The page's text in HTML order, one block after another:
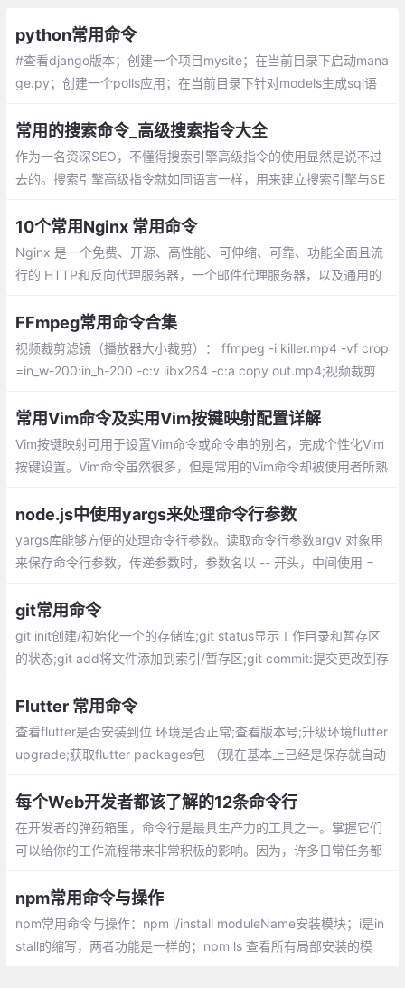
python常用命令
#查看django版本；创建一个项目mysite；在当前目录下启动mana
ge.py；创建一个polls应用；在当前目录下针对models生成sql语
常用的搜索命令_高级搜索指令大全
作为一名资深SEO，不懂得搜索引擎高级指令的使用显然是说不过
去的。搜索引擎高级指令就如同语言一样，用来建立搜索引擎与SE
10个常用Nginx 常用命令
Nginx 是一个免费、开源、高性能、可伸缩、可靠、功能全面且流
行的 HTTP和反向代理服务器，一个邮件代理服务器，以及通用的
FFmpeg常用命令合集
视频裁剪滤镜（播放器大小裁剪）： ffmpeg -i killer.mp4 -vf crop
=in_w-200:in_h-200 -c:v libx264 -c:a copy out.mp4;视频裁剪
常用Vim命令及实用Vim按键映射配置详解
Vim按键映射可用于设置Vim命令或命令串的别名，完成个性化Vim
按键设置。Vim命令虽然很多，但是常用的Vim命令却被使用者所熟
新选取上一次由可视模式所选择的文本范围。
node.js中使用yargs来处理命令行参数
yargs库能够方便的处理命令行参数。读取命令行参数argv 对象用
来保存命令行参数，传递参数时，参数名以 -- 开头，中间使用 =
非连词线开头的参数
git常用命令
git init创建/初始化一个的存储库;git status显示工作目录和暂存区
的状态;git add将文件添加到索引/暂存区;git commit:提交更改到存
Flutter 常用命令
查看flutter是否安装到位 环境是否正常;查看版本号;升级环境flutter
upgrade;获取flutter packages包 （现在基本上已经是保存就自动
每个Web开发者都该了解的12条命令行
在开发者的弹药箱里，命令行是最具生产力的工具之一。掌握它们
可以给你的工作流程带来非常积极的影响。因为，许多日常任务都
npm常用命令与操作
npm常用命令与操作：npm i/install moduleName安装模块；i是in
stall的缩写，两者功能是一样的；npm ls 查看所有局部安装的模